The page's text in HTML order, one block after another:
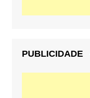
PUBLICIDADE